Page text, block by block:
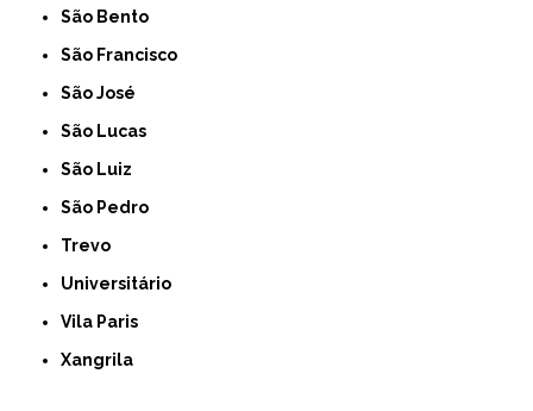
São Bento
São Francisco
São José
São Lucas
São Luiz
São Pedro
Trevo
Universitário
Vila Paris
Xangrila